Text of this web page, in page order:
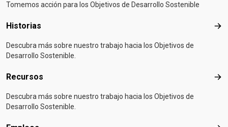
Tomemos acción para los Objetivos de Desarrollo Sostenible
Historias
Descubra más sobre nuestro trabajo hacia los Objetivos de
Desarrollo Sostenible.
Recursos
Descubra más sobre nuestro trabajo hacia los Objetivos de
Desarrollo Sostenible.